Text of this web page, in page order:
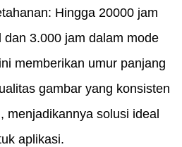
Hingga 20000 jam
3.000 jam dalam mode
memberikan umur panjang
gambar yang konsisten
menjadikannya solusi ideal
aplikasi.